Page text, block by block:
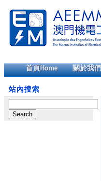
首頁Home 關於我們
站內搜索
for: